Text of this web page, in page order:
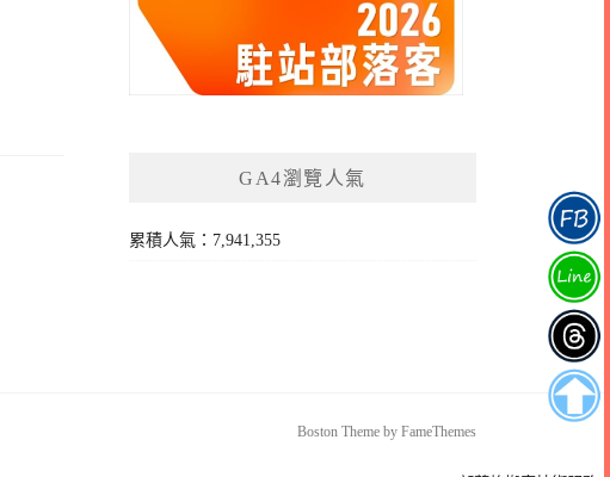
GA4瀏覽人氣
累積人氣：7,941,355
Boston Theme by FameThemes